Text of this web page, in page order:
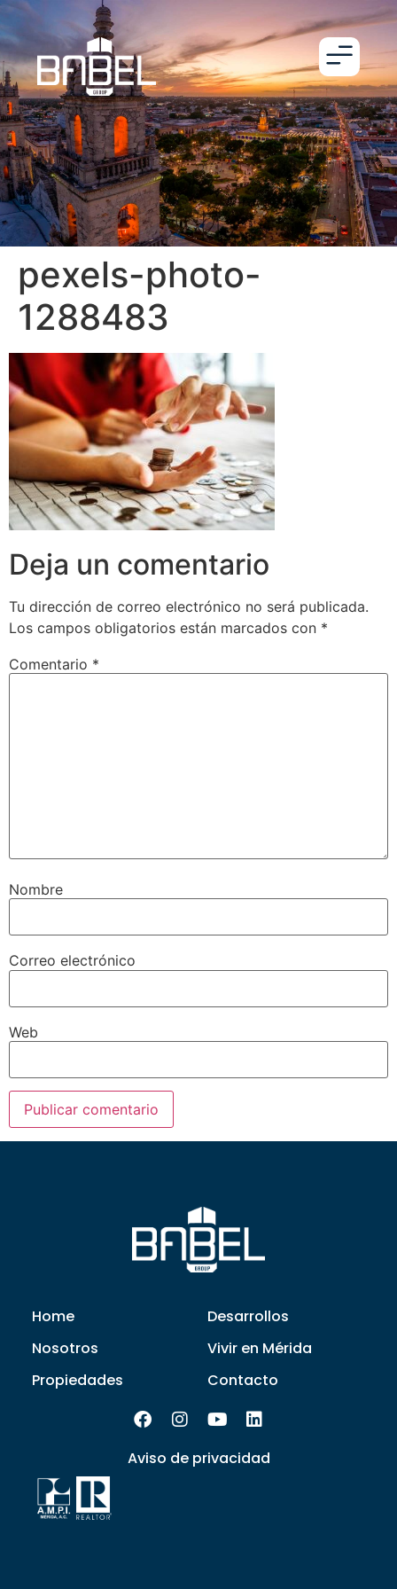
pexels-photo-
1288483
Deja un comentario
Tu dirección de correo electrónico no será publicada.
Los campos obligatorios están marcados con *
Comentario *
Nombre
Correo electrónico
Web
Home
Nosotros
Propiedades
Desarrollos
Vivir en Mérida
Contacto
Aviso de privacidad